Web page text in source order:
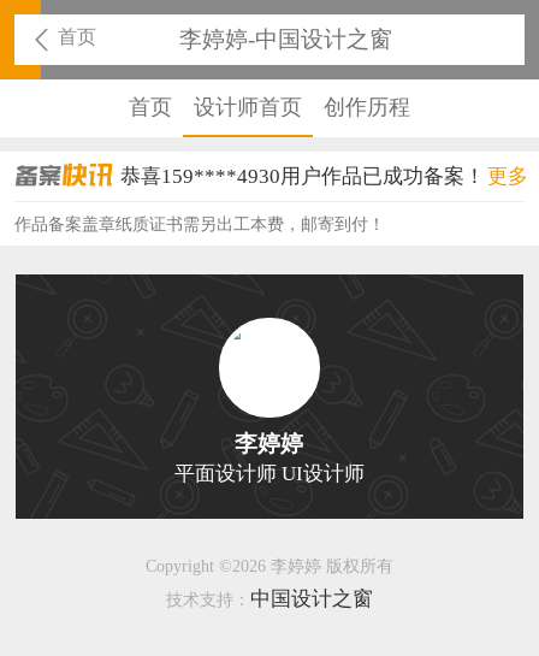
首页 李婷婷-中国设计之窗
首页 设计师首页 创作历程
恭喜159****4930用户作品已成功备案！
恭喜150****6483用户作品已成功备案！
恭喜131****2473用户作品已成功备案！
恭喜159****4201用户作品已成功备案！
恭喜133****6466用户作品已成功备案！
恭喜131****1475用户作品已成功备案！
恭喜133****8874用户作品已成功备案！
恭喜138****8638用户作品已成功备案！
恭喜133****9020用户作品已成功备案！
更多
作品备案盖章纸质证书需另出工本费，邮寄到付！
李婷婷
平面设计师 UI设计师
Copyright ©2026 李婷婷 版权所有
技术支持： 中国设计之窗